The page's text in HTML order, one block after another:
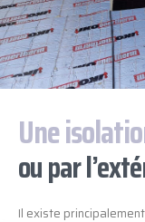
Une
ou par
Il existe principalement